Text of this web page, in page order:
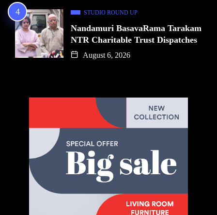
STUDIO ROUND UP
Nandamuri BasavaRama Tarakam
NTR Charitable Trust Dispatches
August 6, 2026